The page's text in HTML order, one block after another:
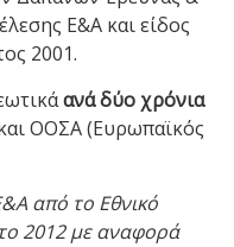
Ε&Α και είδος
2001.
ανά δύο χρόνια
ΟΟΣΑ (Ευρωπαϊκός
από το Εθνικό
2012 με αναφορά